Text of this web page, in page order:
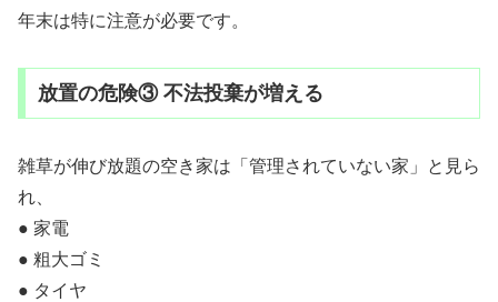
年末は特に注意が必要です。
放置の危険③ 不法投棄が増える
雑草が伸び放題の空き家は「管理されていない家」と見ら
れ、
● 家電
● 粗大ゴミ
● タイヤ